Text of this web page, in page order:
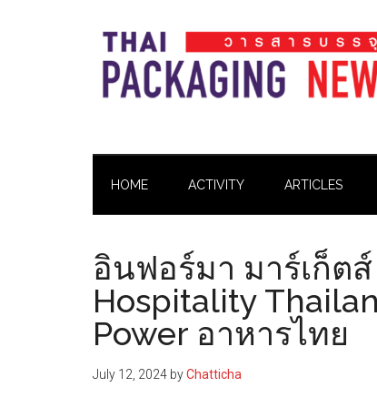
Pack
Magazine
HOME ACTIVITY ARTICLES
อินฟอร์มา มาร์เก็ต
Hospitality
Power อาหารไทย
July 12, 2024 byChatticha